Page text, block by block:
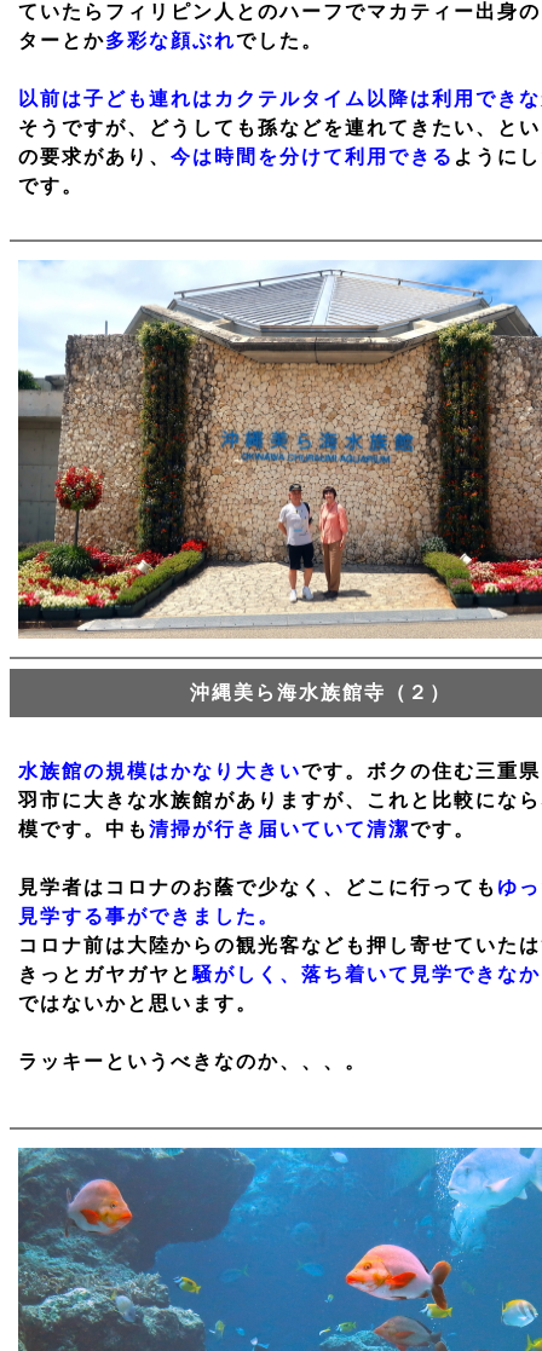
ていたらフィリピン人とのハーフでマカティー出身
ターとか多彩な顔ぶれでした。
以前は子ども連れはカクテルタイム以降は利用でき
そうですが、どうしても孫などを連れてきたい、と
の要求があり、 今は時間を分けて利用できる ように
です。
沖縄美ら海水族館寺（２）
水族館の規模はかなり大きいです。ボクの住む三重
羽市に大きな水族館がありますが、これと比較にな
模です。中も 清掃が行き届いていて清潔です。
見学者はコロナのお蔭で少なく、どこに行っても ゆ
見学する事ができました。
コロナ前は大陸からの観光客なども押し寄せていた
きっとガヤガヤと 騒がしく、落ち着いて見学できな
ではないかと思います。
ラッキーというべきなのか、、、。